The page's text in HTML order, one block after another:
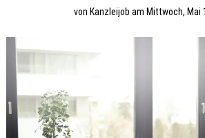
von Kanzleijob am Mittwoch, Mai